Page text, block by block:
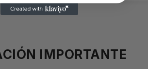
IMPORTANTE